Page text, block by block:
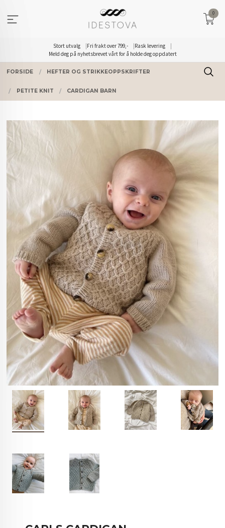
innholdet
Stort utvalg Fri frakt over 799,-
Rask levering
Meld deg på nyhetsbrevet vårt for å holde deg oppdatert
0
FORSIDE HEFTER OG STRIKKEOPPSKRIFTER
PETITE KNIT CARDIGAN BARN